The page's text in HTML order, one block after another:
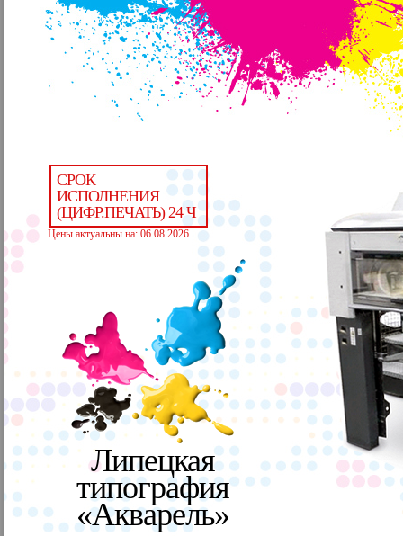
СРОК
ИСПОЛНЕНИЯ
(ЦИФР.ПЕЧАТЬ) 24 Ч
Цены актуальны на: 06.08.2026
Липецкая
типография
«Акварель»